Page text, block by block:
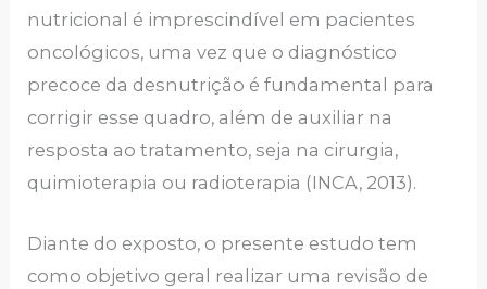
nutricional é imprescindível em pacientes
oncológicos, uma vez que o diagnóstico
precoce da desnutrição é fundamental para
corrigir esse quadro, além de auxiliar na
resposta ao tratamento, seja na cirurgia,
quimioterapia ou radioterapia (INCA, 2013).
Diante do exposto, o presente estudo tem
como objetivo geral realizar uma revisão de